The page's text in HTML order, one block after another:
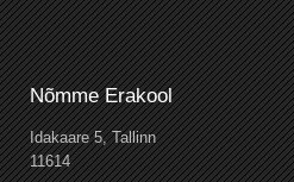
Nõmme Erakool
Idakaare 5, Tallinn
11614